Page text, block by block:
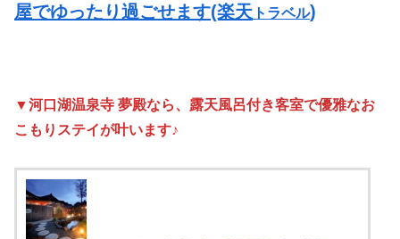
屋でゆったり過ごせます(楽天 トラベル)
▼河口湖温泉寺 夢殿なら、露天風呂付き客室で優雅なお
こもりステイが叶います♪